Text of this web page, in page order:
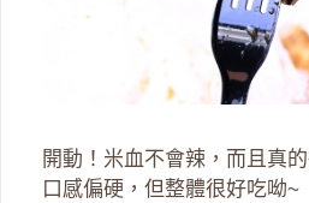
開動！米血不會辣，而且真
口感偏硬，但整體很好吃呦~